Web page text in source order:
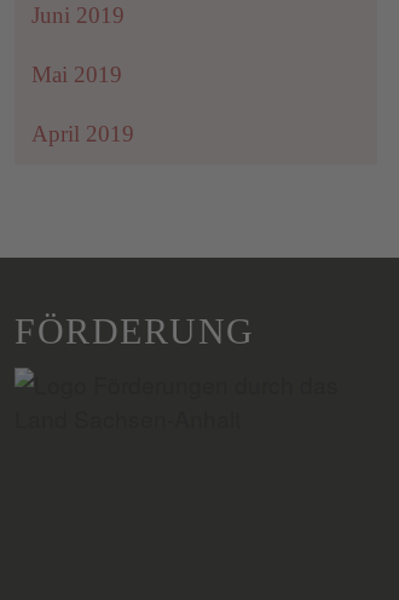
Juni 2019
Mai 2019
April 2019
FÖRDERUNG